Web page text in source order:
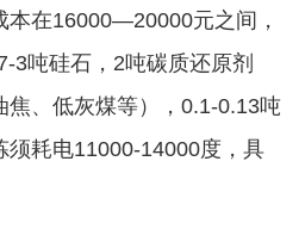
本在16000—20000元之间，
3吨硅石，2吨碳质还原剂
焦、低灰煤等），0.1-0.13吨
须耗电11000-14000度，具